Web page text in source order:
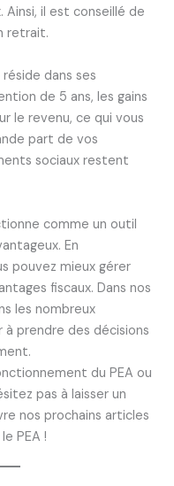
il est conseillé de
retrait.
dans ses
de 5 ans, les gains
le revenu, ce qui vous
part de vos
sociaux restent
comme un outil
En
pouvez mieux gérer
fiscaux. Dans nos
les nombreux
à prendre des décisions
du PEA ou
pas à laisser un
nos prochains articles
PEA !